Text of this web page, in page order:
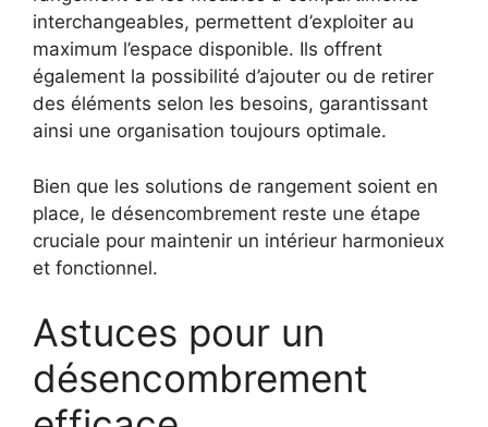
interchangeables, permettent d’exploiter au
maximum l’espace disponible. Ils offrent
également la possibilité d’ajouter ou de retirer
des éléments selon les besoins, garantissant
ainsi une organisation toujours optimale.
Bien que les solutions de rangement soient en
place, le désencombrement reste une étape
cruciale pour maintenir un intérieur harmonieux
et fonctionnel.
Astuces pour un
désencombrement